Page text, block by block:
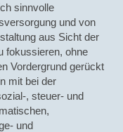
sinnvolle
und von
aus Sicht der
fokussieren, ohne
Vordergrund gerückt
mit bei der
, steuer- und
und